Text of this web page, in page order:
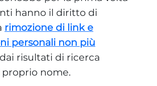
hanno il diritto di
rimozione di link e
personali non più
dai risultati di ricerca
proprio nome.